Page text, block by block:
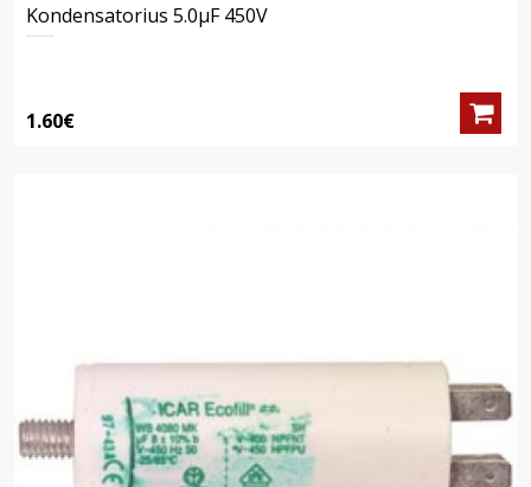
Kondensatorius 5.0μF 450V
1.60€